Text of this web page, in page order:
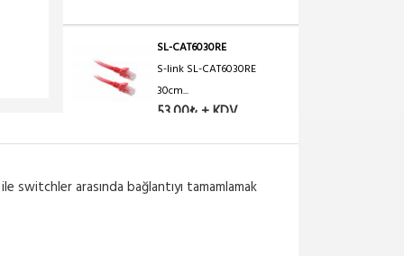
SL-CAT6030RE
S-link SL-CAT6030RE
30cm...
53.00₺ + KDV
S-link SL-CAT605RE 5m Kı...
200.06₺ + KDV
switchler arasında bağlantıyı tamamlamak